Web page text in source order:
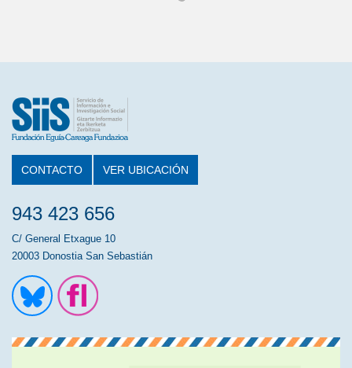
CONTACTO VER UBICACIÓN
943 423 656
C/ General Etxague 10
20003 Donostia San Sebastián